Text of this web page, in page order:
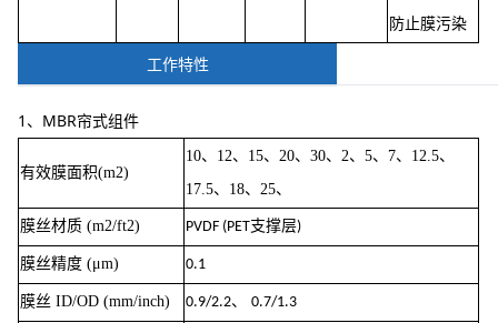
防止膜污染
工作特性
1、MBR帘式组件
有效膜面积(m2)
10、12、15、20、30、2、5、7、12.5、
17.5、18、25、
膜丝材质 (m2/ft2) PVDF (PET支撑层)
膜丝精度 (μm) 0.1
膜丝 ID/OD (mm/inch) 0.9/2.2、 0.7/1.3